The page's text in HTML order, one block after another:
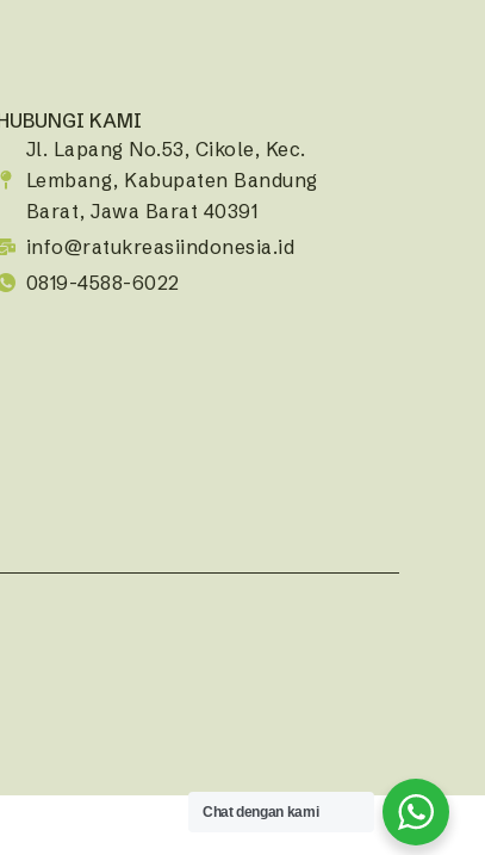
KAMI
Jl. Lapang No.53, Cikole, Kec.
Lembang, Kabupaten Bandung
Barat, Jawa Barat 40391
info@ratukreasiindonesia.id
0819-4588-6022
Chat dengan kami